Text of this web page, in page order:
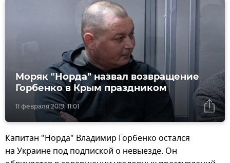
11 февраля 2019, 11:01
Моряк "Норда" назвал возвращение
Горбенко в Крым праздником
Капитан "Норда" Владимир Горбенко остался
на Украине под подпиской о невыезде. Он